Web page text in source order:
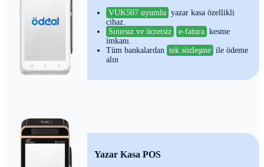
VUK507 uyumlu yazar kasa özellikli
cihaz.
Sınırsız ve ücretsiz
e-fatura kesme
imkanı.
Tüm bankalardan tek sözleşme ile ödeme
alın
Yazar Kasa POS